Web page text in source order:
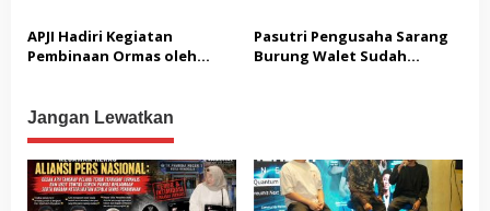
Dorong Sentimen Pasar
APJI Hadiri Kegiatan
Pembinaan Ormas oleh
Pasutri Pengusaha Sarang
Burung Walet Sudah
Jangan Lewatkan